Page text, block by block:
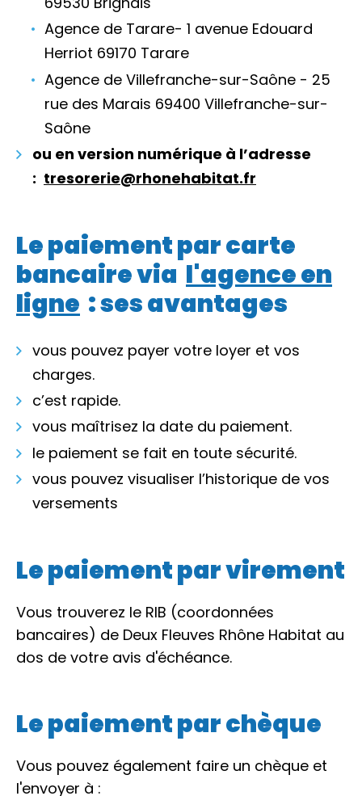
Agence de Tarare- 1 avenue Edouard
Herriot 69170 Tarare
Agence de Villefranche-sur-Saône - 25
rue des Marais 69400 Villefranche-sur-
Saône
ou en version numérique à l’adresse
: tresorerie@rhonehabitat.fr
Le paiement par carte
bancaire via l'agence en
ligne : ses avantages
vous pouvez payer votre loyer et vos
charges.
c’est rapide.
vous maîtrisez la date du paiement.
le paiement se fait en toute sécurité.
vous pouvez visualiser l’historique de vos
versements
Le paiement par virement
Vous trouverez le RIB (coordonnées
bancaires) de Deux Fleuves Rhône Habitat au
dos de votre avis d'échéance.
Le paiement par chèque
Vous pouvez également faire un chèque et
l'envoyer à :